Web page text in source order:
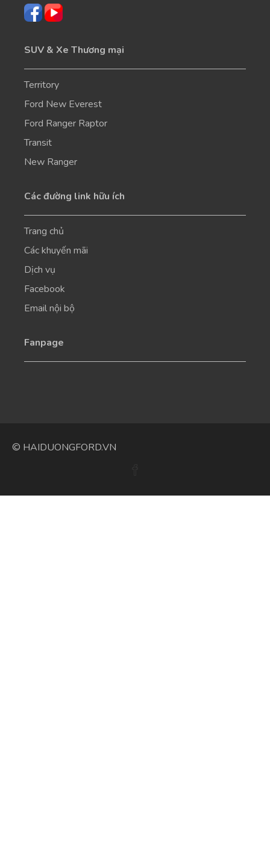
SUV & Xe Thương mại
Territory
Ford New Everest
Ford Ranger Raptor
Transit
New Ranger
Các đường link hữu ích
Trang chủ
Các khuyến mãi
Dịch vụ
Facebook
Email nội bộ
Fanpage
© HAIDUONGFORD.VN